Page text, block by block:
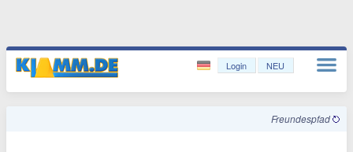
Login NEU
Freundespfad